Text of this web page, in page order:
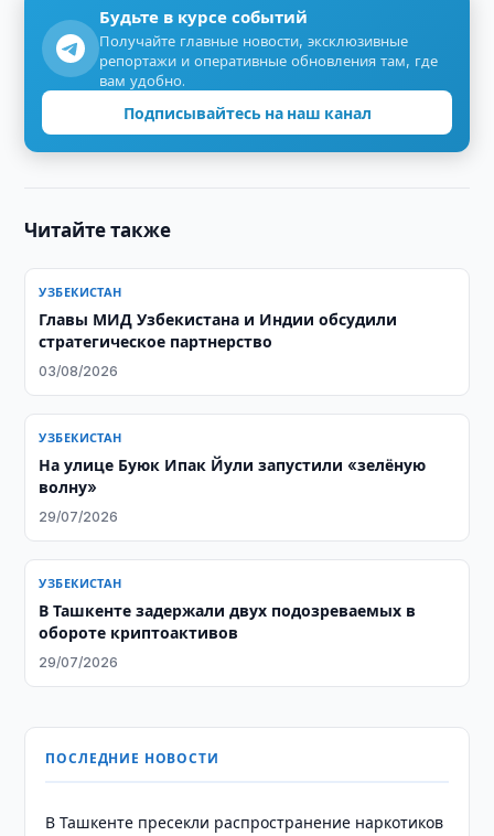
Будьте в курсе событий
Получайте главные новости, эксклюзивные
репортажи и оперативные обновления там, где
вам удобно.
Подписывайтесь на наш канал
Читайте также
УЗБЕКИСТАН
Главы МИД Узбекистана и Индии обсудили
стратегическое партнерство
03/08/2026
УЗБЕКИСТАН
На улице Буюк Ипак Йули запустили «зелёную
волну»
29/07/2026
УЗБЕКИСТАН
В Ташкенте задержали двух подозреваемых в
обороте криптоактивов
29/07/2026
ПОСЛЕДНИЕ НОВОСТИ
В Ташкенте пресекли распространение наркотиков